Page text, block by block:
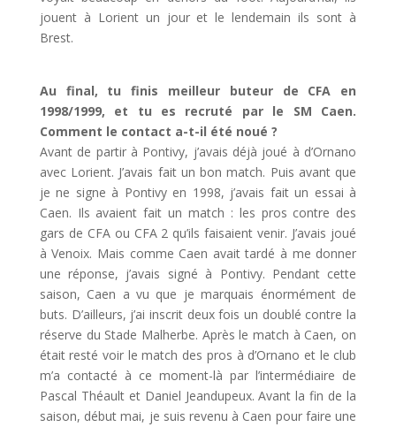
jouent à Lorient un jour et le lendemain ils sont à
Brest.
Au final, tu finis meilleur buteur de CFA en
1998/1999, et tu es recruté par le SM Caen.
Comment le contact a-t-il été noué ?
Avant de partir à Pontivy, j’avais déjà joué à d’Ornano
avec Lorient. J’avais fait un bon match. Puis avant que
je ne signe à Pontivy en 1998, j’avais fait un essai à
Caen. Ils avaient fait un match : les pros contre des
gars de CFA ou CFA 2 qu’ils faisaient venir. J’avais joué
à Venoix. Mais comme Caen avait tardé à me donner
une réponse, j’avais signé à Pontivy. Pendant cette
saison, Caen a vu que je marquais énormément de
buts. D’ailleurs, j’ai inscrit deux fois un doublé contre la
réserve du Stade Malherbe. Après le match à Caen, on
était resté voir le match des pros à d’Ornano et le club
m’a contacté à ce moment-là par l’intermédiaire de
Pascal Théault et Daniel Jeandupeux. Avant la fin de la
saison, début mai, je suis revenu à Caen pour faire une